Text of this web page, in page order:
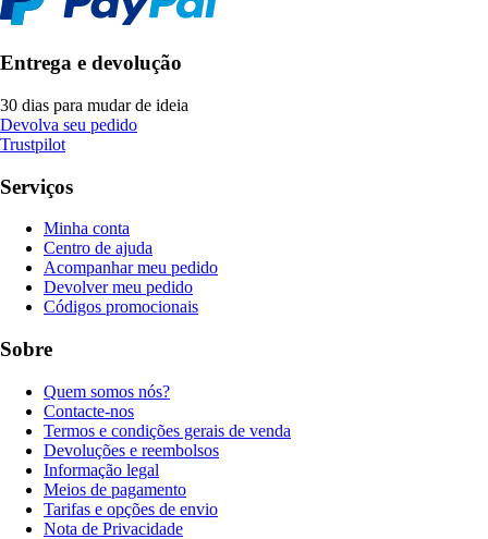
Entrega e devolução
30 dias para mudar de ideia
Devolva seu pedido
Trustpilot
Serviços
Minha conta
Centro de ajuda
Acompanhar meu pedido
Devolver meu pedido
Códigos promocionais
Sobre
Quem somos nós?
Contacte-nos
Termos e condições gerais de venda
Devoluções e reembolsos
Informação legal
Meios de pagamento
Tarifas e opções de envio
Nota de Privacidade